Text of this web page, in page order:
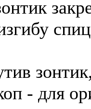
- для